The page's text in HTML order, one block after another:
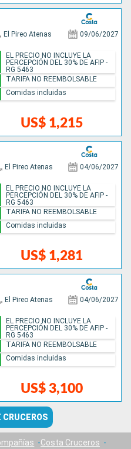
El Pireo Atenas 09/06/2027
US$ 1,215
EL PRECIO NO INCLUYE LA
PERCEPCIÓN DEL 30% DE AFIP -
RG 5463
TARIFA NO REEMBOLSABLE
Comidas incluidas
El Pireo Atenas 04/06/2027
US$ 1,281
EL PRECIO NO INCLUYE LA
PERCEPCIÓN DEL 30% DE AFIP -
RG 5463
TARIFA NO REEMBOLSABLE
Comidas incluidas
El Pireo Atenas 04/06/2027
US$ 3,100
EL PRECIO NO INCLUYE LA
PERCEPCIÓN DEL 30% DE AFIP -
RG 5463
TARIFA NO REEMBOLSABLE
Comidas incluidas
Costa Cruceros